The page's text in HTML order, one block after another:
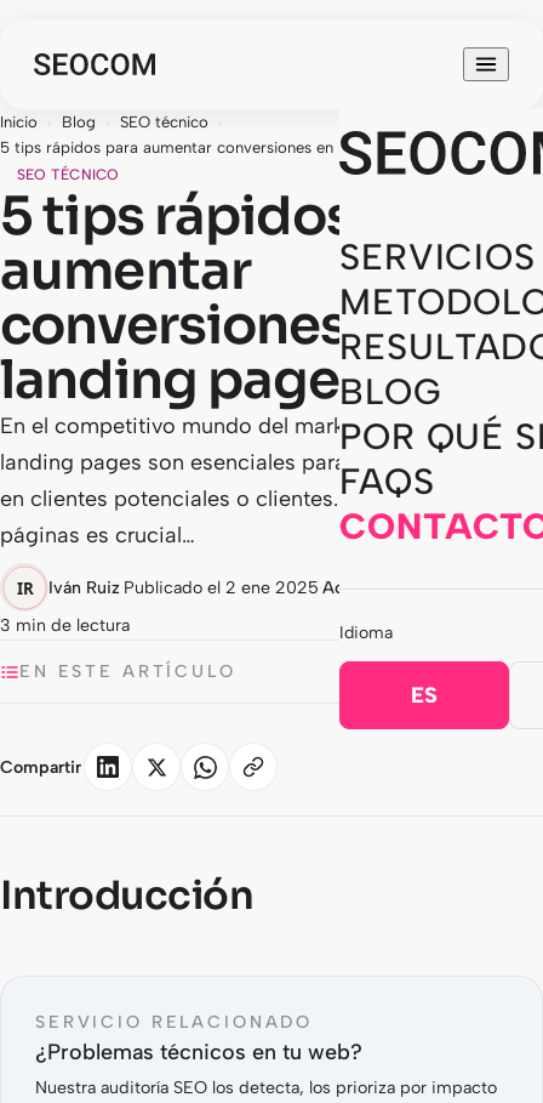
SERVICIOS
BLOG
POR QUÉ
FAQS
Idioma
ES
Inicio › Blog › SEO técnico
›
5 tips rápidos para aumentar conversiones en landing pages
SEO TÉCNICO
5 tips rápidos para
aumentar
conversiones en
landing pages
En el competitivo mundo del marketing digital, las
landing pages son esenciales para convertir visitantes
en clientes potenciales o clientes. Optimizar estas
páginas es crucial…
Iván Ruiz·Publicado el 2 ene 2025·Actualizado el 1 ago 2026·
3 min de lectura
EN ESTE ARTÍCULO
Compartir
Introducción
SERVICIO RELACIONADO
¿Problemas técnicos en tu web?
Nuestra auditoría SEO los detecta, los prioriza por impacto